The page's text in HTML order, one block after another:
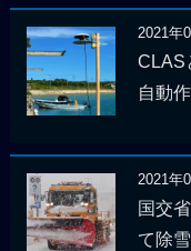
2021年
CLAS
自動
2021年
国交
て除